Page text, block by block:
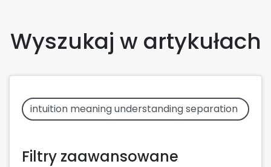
Wyszukaj w artykułach
Filtry zaawansowane